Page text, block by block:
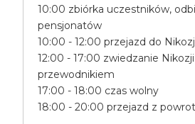
10:00 zbiórka uczestników,
pensjonatów
10:00 - 12:00 przejazd do
12:00 - 17:00 zwiedzanie
przewodnikiem
17:00 - 18:00 czas wolny
18:00 - 20:00 przejazd z